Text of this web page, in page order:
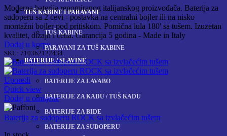
TUŠ KABINE I PARAVANI
TUŠ KABINE
PARAVANI ZA TUŠ KABINE
BATERIJE / SLAVINE
BATERIJE ZA LAVABO
BATERIJE ZA KADU / TUŠ KADU
BATERIJE ZA BIDE
BATERIJE ZA SUDOPERU
Moderna baterija renomiranog italijanskog proizvođača. Baterija za
sudoperu sa 2 cevi - postavka na centralni bojler ili na nisko
montažni bojler pod pritiskom. Pomična lula 180' sa tušem. Izuzetan
kvalitet, dizajn i cena. Garancija 5 godina - Made in Italy
Dodaj u korpu
SKU: 7103b2122434
Uporedi
Quick view
Dodaj u omiljene
Baterija za sudoperu ROCK sa izvlačećim tušem